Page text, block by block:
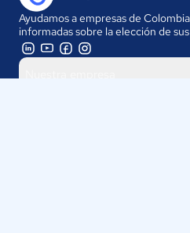
Ayudamos a empresas de
informadas sobre la elección de